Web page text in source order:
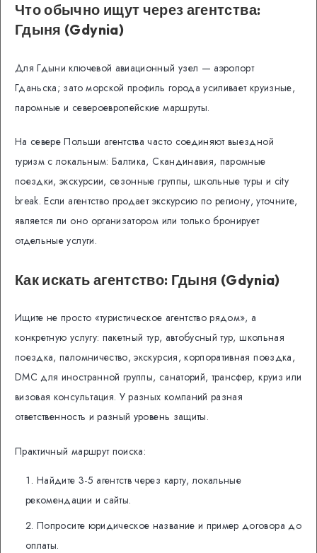
Что обычно ищут через агентства:
Гдыня (Gdynia)
Для Гдыни ключевой авиационный узел — аэропорт
Гданьска; зато морской профиль города усиливает круизные,
паромные и североевропейские маршруты.
На севере Польши агентства часто соединяют выездной
туризм с локальным: Балтика, Скандинавия, паромные
поездки, экскурсии, сезонные группы, школьные туры и city
break. Если агентство продает экскурсию по региону, уточните,
является ли оно организатором или только бронирует
отдельные услуги.
Как искать агентство: Гдыня (Gdynia)
Ищите не просто «туристическое агентство рядом», а
конкретную услугу: пакетный тур, автобусный тур, школьная
поездка, паломничество, экскурсия, корпоративная поездка,
DMC для иностранной группы, санаторий, трансфер, круиз или
визовая консультация. У разных компаний разная
ответственность и разный уровень защиты.
Практичный маршрут поиска:
Найдите 3-5 агентств через карту, локальные
рекомендации и сайты.
Попросите юридическое название и пример договора до
оплаты.